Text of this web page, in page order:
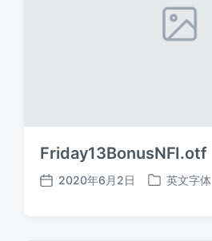
Friday13BonusNFI.otf
发
2020年6月2日
发
英文字体